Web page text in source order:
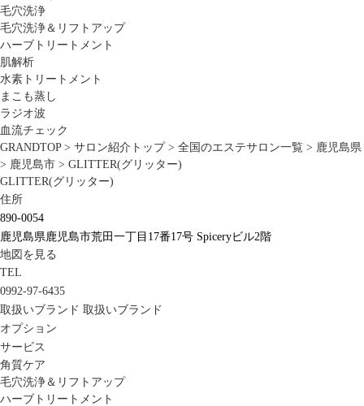
毛穴洗浄
毛穴洗浄＆リフトアップ
ハーブトリートメント
肌解析
水素トリートメント
まこも蒸し
ラジオ波
血流チェック
GRANDTOP > サロン紹介トップ > 全国のエステサロン一覧 > 鹿児島県
> 鹿児島市 > GLITTER(グリッター)
GLITTER(グリッター)
住所
890-0054
鹿児島県鹿児島市荒田一丁目17番17号 Spiceryビル2階
地図を見る
TEL
0992-97-6435
取扱いブランド 取扱いブランド
オプション
サービス
角質ケア
毛穴洗浄＆リフトアップ
ハーブトリートメント